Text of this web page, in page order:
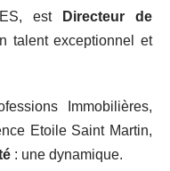
est
Directeur de
talent exceptionnel et
Immobilières,
Etoile Saint Martin,
: une dynamique.